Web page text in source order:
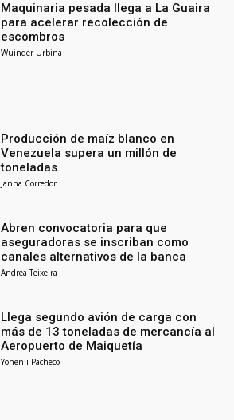
Maquinaria pesada llega a La Guaira
para acelerar recolección de
escombros
Wuinder Urbina
Producción de maíz blanco en
Venezuela supera un millón de
toneladas
Janna Corredor
Abren convocatoria para que
aseguradoras se inscriban como
canales alternativos de la banca
Andrea Teixeira
Llega segundo avión de carga con
más de 13 toneladas de mercancía al
Aeropuerto de Maiquetía
Yohenli Pacheco